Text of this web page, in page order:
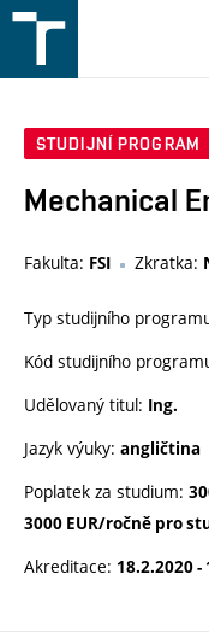
v
STUDIJNÍ PROGRAM
Mechanical
Fakulta: FSI Zkratka:
Typ studijního
Kód studijního
Udělovaný titul: Ing.
Jazyk výuky: angličtina
Poplatek za studium:
3000 EUR/ročně pro
Akreditace: 18.2.2020 -